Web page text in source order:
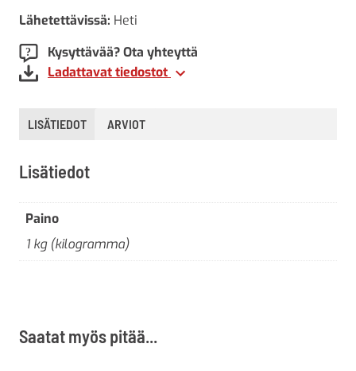
Lähetettävissä: Heti
Kysyttävää? Ota yhteyttä
Ladattavat tiedostot
LISÄTIEDOT ARVIOT
Lisätiedot
Paino
1 kg (kilogramma)
Saatat myös pitää...